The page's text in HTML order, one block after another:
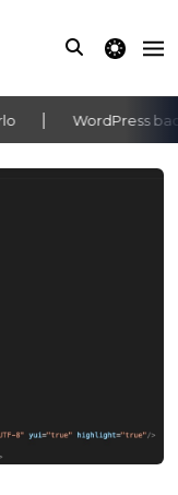
theme
WordPress
›